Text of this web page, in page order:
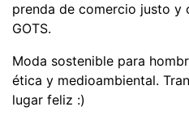
prenda de comercio justo
GOTS.
Moda sostenible para
ética y medioambiental.
lugar feliz :)